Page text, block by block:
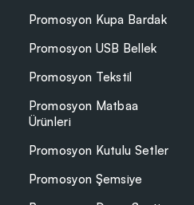
Promosyon Kupa Bardak
Promosyon USB Bellek
Promosyon Tekstil
Promosyon Matbaa
Ürünleri
Promosyon Kutulu Setler
Promosyon Şemsiye